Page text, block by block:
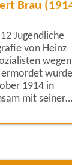
Brau
Jugendliche
von Heinz
wegen
1914 in
mit seiner